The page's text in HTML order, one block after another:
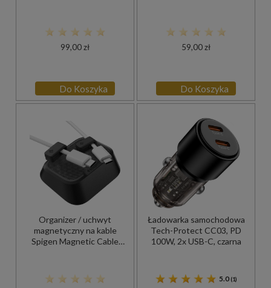
99,00 zł
Do Koszyka
59,00 zł
Do Koszyka
Organizer / uchwyt
magnetyczny na kable
Spigen Magnetic Cable
Ładowarka samochodowa
Tech-Protect CC03, PD
100W, 2x USB-C, czarna
5.0 (1)